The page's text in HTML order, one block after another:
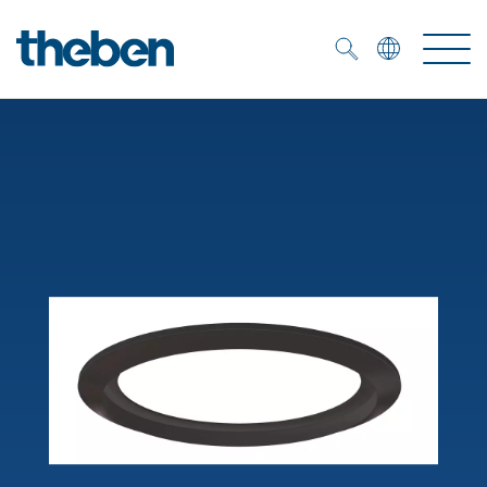
DALI
Détecteurs de présence et de mouvement
Solutions OEM
Experts OEM
Références
Contrôle du temps et de la lumière
Commande d'éclairage DALI-2
Service
Médiathèque